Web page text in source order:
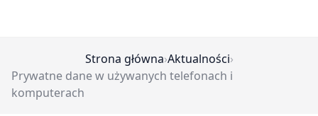
Strona główna›Aktualności›
Prywatne dane w używanych telefonach i
komputerach